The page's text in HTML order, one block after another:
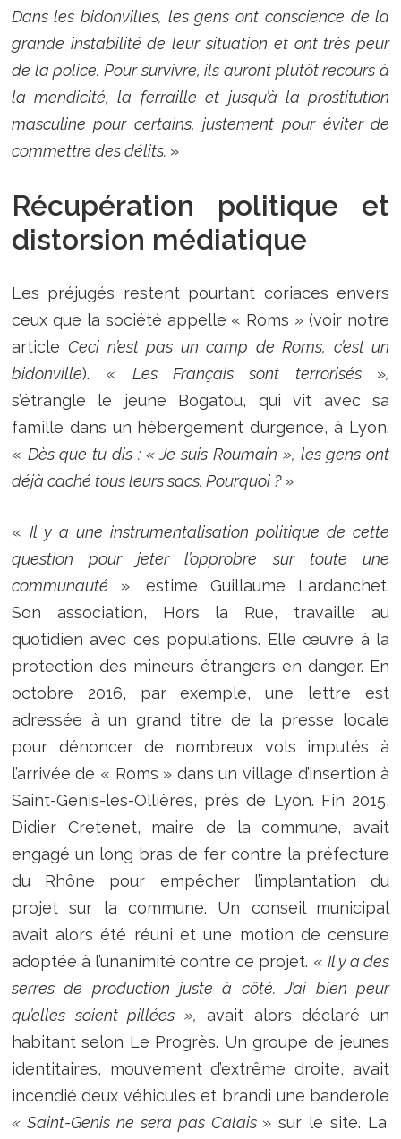
Dans les bidonvilles, les gens ont conscience de la
grande instabilité de leur situation et ont très peur
de la police. Pour survivre, ils auront plutôt recours à
la mendicité, la ferraille et jusqu’à la prostitution
masculine pour certains, justement pour éviter de
commettre des délits. »
Récupération politique et
distorsion médiatique
Les préjugés restent pourtant coriaces envers
ceux que la société appelle « Roms » (voir notre
articleCeci n’est pas un camp de Roms, c’est un
bidonville). « Les Français sont terrorisés »,
s’étrangle le jeune Bogatou, qui vit avec sa
famille dans un hébergement d’urgence, à Lyon.
« Dès que tu dis : « Je suis Roumain », les gens ont
déjà caché tous leurs sacs. Pourquoi ?»
« Il y a une instrumentalisation politique de cette
question pour jeter l’opprobre sur toute une
communauté », estime Guillaume Lardanchet.
Son association, Hors la Rue, travaille au
quotidien avec ces populations. Elle œuvre à la
protection des mineurs étrangers en danger. En
octobre 2016, par exemple, une lettre est
adressée à un grand titre de la presse locale
pour dénoncer de nombreux vols imputés à
l’arrivée de « Roms » dans un village d’insertion à
Saint-Genis-les-Ollières, près de Lyon. Fin 2015,
Didier Cretenet, maire de la commune, avait
engagé un long bras de fer contre la préfecture
du Rhône pour empêcher l’implantation du
projet sur la commune. Un conseil municipal
avait alors été réuni et une motion de censure
adoptée à l’unanimité contre ce projet. « Il y a des
serres de production juste à côté. J’ai bien peur
qu’elles soient pillées », avait alors déclaré un
habitant selon Le Progrès. Un groupe de jeunes
identitaires, mouvement d’extrême droite, avait
incendié deux véhicules et brandi une banderole
« Saint-Genis ne sera pas Calais » sur le site. La